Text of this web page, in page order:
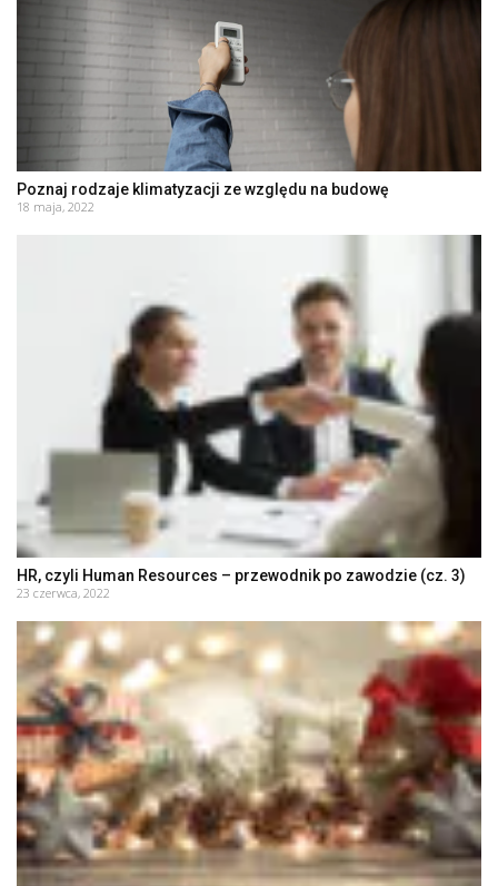
Poznaj rodzaje klimatyzacji ze względu na budowę
18 maja, 2022
HR, czyli Human Resources – przewodnik po zawodzie (cz. 3)
23 czerwca, 2022